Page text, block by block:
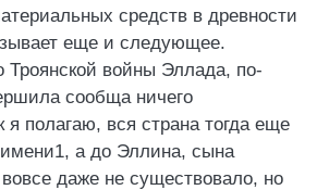
средств в древности
еще и следующее.
Троянской войны Эллада, по-
сообща ничего
я полагаю, вся страна тогда еще
имени1, а до Эллина, сына
даже не существовало, но